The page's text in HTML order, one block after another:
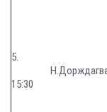
5.
15:30